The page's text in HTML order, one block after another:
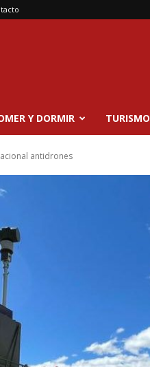
Y DORMIR TURISMO
antidrones